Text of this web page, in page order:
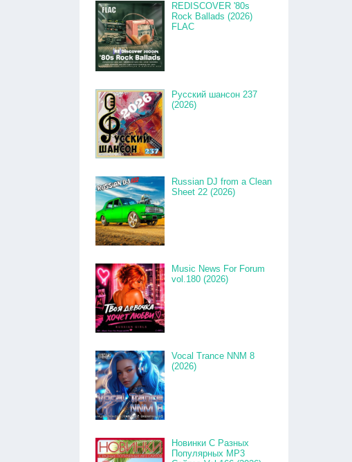
REDISCOVER '80s
Rock Ballads (2026)
FLAC
Русский шансон 237
(2026)
Russian DJ from a Clean
Sheet 22 (2026)
Music News For Forum
vol.180 (2026)
Vocal Trance NNM 8
(2026)
Новинки С Разных
Популярных MP3